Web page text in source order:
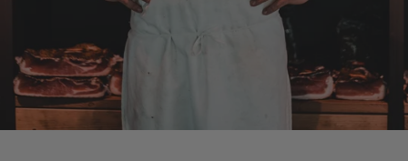
Top wie immer.
Andreas
Verifizierter Kunde